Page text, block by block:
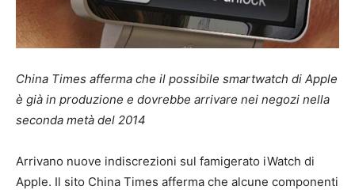
China Times afferma che il possibile smartwatch di Apple
è già in produzione e dovrebbe arrivare nei negozi nella
seconda metà del 2014
Arrivano nuove indiscrezioni sul famigerato iWatch di
Apple. Il sito China Times afferma che alcune componenti